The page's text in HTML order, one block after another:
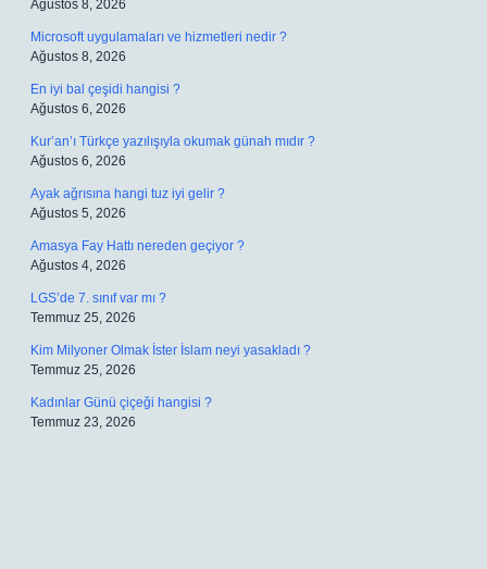
Ağustos 8, 2026
Microsoft uygulamaları ve hizmetleri nedir ?
Ağustos 8, 2026
En iyi bal çeşidi hangisi ?
Ağustos 6, 2026
Kur’an’ı Türkçe yazılışıyla okumak günah mıdır ?
Ağustos 6, 2026
Ayak ağrısına hangi tuz iyi gelir ?
Ağustos 5, 2026
Amasya Fay Hattı nereden geçiyor ?
Ağustos 4, 2026
LGS’de 7. sınıf var mı ?
Temmuz 25, 2026
Kim Milyoner Olmak İster İslam neyi yasakladı ?
Temmuz 25, 2026
Kadınlar Günü çiçeği hangisi ?
Temmuz 23, 2026